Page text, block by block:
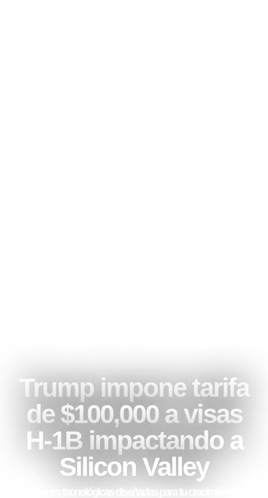
Trump impone tarifa
de $100,000 a visas
H-1B impactando a
Silicon Valley
Soluciones tecnológicas diseñadas para tu crecimiento con